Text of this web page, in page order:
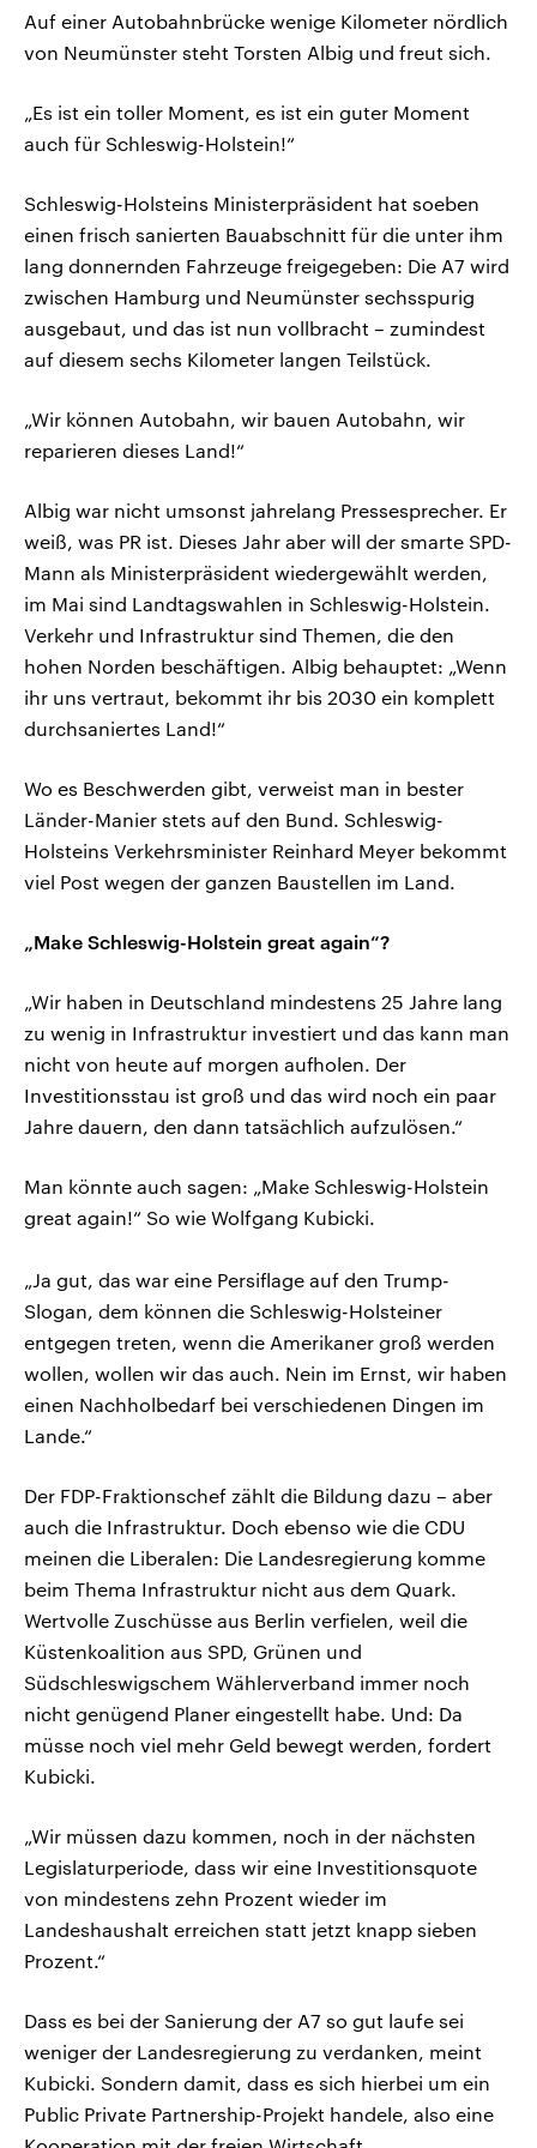
Auf einer Autobahnbrücke wenige Kilometer nördlich
von Neumünster steht Torsten Albig und freut sich.
„Es ist ein toller Moment, es ist ein guter Moment
auch für Schleswig-Holstein!“
Schleswig-Holsteins Ministerpräsident hat soeben
einen frisch sanierten Bauabschnitt für die unter ihm
lang donnernden Fahrzeuge freigegeben: Die A7 wird
zwischen Hamburg und Neumünster sechsspurig
ausgebaut, und das ist nun vollbracht – zumindest
auf diesem sechs Kilometer langen Teilstück.
„Wir können Autobahn, wir bauen Autobahn, wir
reparieren dieses Land!“
Albig war nicht umsonst jahrelang Pressesprecher. Er
weiß, was PR ist. Dieses Jahr aber will der smarte SPD-
Mann als Ministerpräsident wiedergewählt werden,
im Mai sind Landtagswahlen in Schleswig-Holstein.
Verkehr und Infrastruktur sind Themen, die den
hohen Norden beschäftigen. Albig behauptet: „Wenn
ihr uns vertraut, bekommt ihr bis 2030 ein komplett
durchsaniertes Land!“
Wo es Beschwerden gibt, verweist man in bester
Länder-Manier stets auf den Bund. Schleswig-
Holsteins Verkehrsminister Reinhard Meyer bekommt
viel Post wegen der ganzen Baustellen im Land.
„Make Schleswig-Holstein great again“?
„Wir haben in Deutschland mindestens 25 Jahre lang
zu wenig in Infrastruktur investiert und das kann man
nicht von heute auf morgen aufholen. Der
Investitionsstau ist groß und das wird noch ein paar
Jahre dauern, den dann tatsächlich aufzulösen.“
Man könnte auch sagen: „Make Schleswig-Holstein
great again!“ So wie Wolfgang Kubicki.
„Ja gut, das war eine Persiflage auf den Trump-
Slogan, dem können die Schleswig-Holsteiner
entgegen treten, wenn die Amerikaner groß werden
wollen, wollen wir das auch. Nein im Ernst, wir haben
einen Nachholbedarf bei verschiedenen Dingen im
Lande.“
Der FDP-Fraktionschef zählt die Bildung dazu – aber
auch die Infrastruktur. Doch ebenso wie die CDU
meinen die Liberalen: Die Landesregierung komme
beim Thema Infrastruktur nicht aus dem Quark.
Wertvolle Zuschüsse aus Berlin verfielen, weil die
Küstenkoalition aus SPD, Grünen und
Südschleswigschem Wählerverband immer noch
nicht genügend Planer eingestellt habe. Und: Da
müsse noch viel mehr Geld bewegt werden, fordert
Kubicki.
„Wir müssen dazu kommen, noch in der nächsten
Legislaturperiode, dass wir eine Investitionsquote
von mindestens zehn Prozent wieder im
Landeshaushalt erreichen statt jetzt knapp sieben
Prozent.“
Dass es bei der Sanierung der A7 so gut laufe sei
weniger der Landesregierung zu verdanken, meint
Kubicki. Sondern damit, dass es sich hierbei um ein
Public Private Partnership-Projekt handele, also eine